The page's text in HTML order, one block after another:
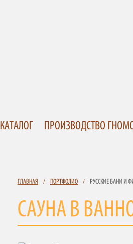
КАТАЛОГ ПРОИЗВОДСТВО
ГЛАВНАЯ / ПОРТФОЛИО / РУССКИЕ БАНИ И
САУНА В